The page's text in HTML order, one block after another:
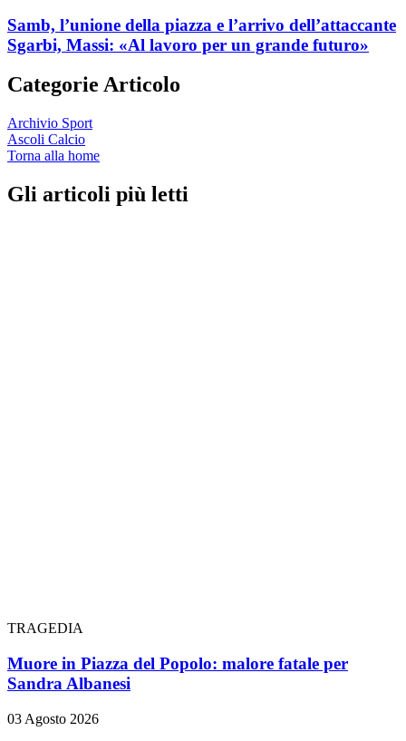
Samb, l’unione della piazza e l’arrivo dell’attaccante
Sgarbi, Massi: «Al lavoro per un grande futuro»
Categorie Articolo
Archivio Sport
Ascoli Calcio
Torna alla home
Gli articoli più letti
TRAGEDIA
Muore in Piazza del Popolo: malore fatale per
Sandra Albanesi
03 Agosto 2026